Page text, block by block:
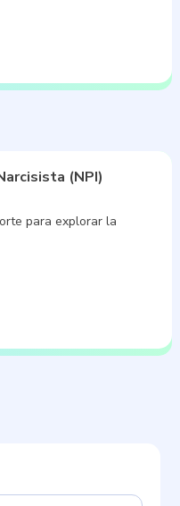
(NPI)
para explorar la